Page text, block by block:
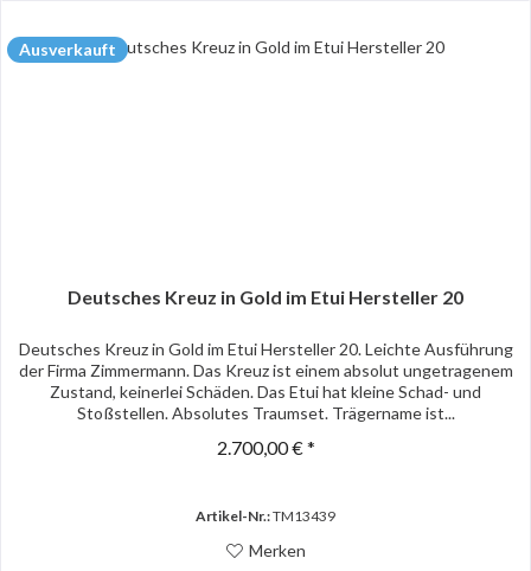
Ausverkauft
Deutsches Kreuz in Gold im Etui Hersteller 20
Deutsches Kreuz in Gold im Etui Hersteller 20. Leichte Ausführung
der Firma Zimmermann. Das Kreuz ist einem absolut ungetragenem
Zustand, keinerlei Schäden. Das Etui hat kleine Schad- und
Stoßstellen. Absolutes Traumset. Trägername ist...
2.700,00 € *
Artikel-Nr.:TM13439
Merken